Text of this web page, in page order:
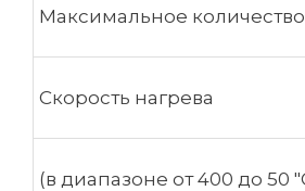
Максимальное
Скорость нагрева
(в диапазоне от 400 до 50